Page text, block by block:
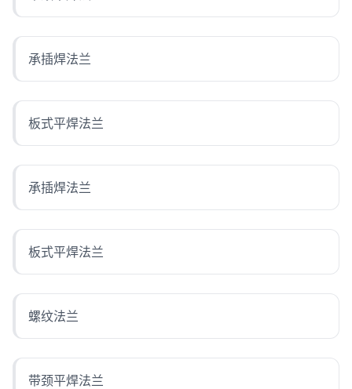
承插焊法兰
板式平焊法兰
承插焊法兰
板式平焊法兰
螺纹法兰
带颈平焊法兰